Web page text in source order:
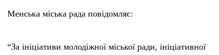
Менська міська рада повідомляє:
“За ініціативи молодіжної міської ради, ініціативної